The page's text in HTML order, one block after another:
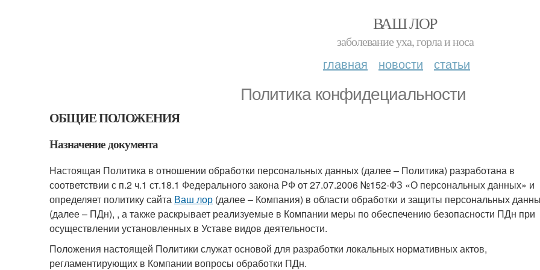
ВАШ ЛОР
заболевание уха, горла и носа
главная новости статьи
Политика конфидециальности
ОБЩИЕ ПОЛОЖЕНИЯ
Назначение документа
Настоящая Политика в отношении обработки персональных данных (далее – Политика) разработана в
соответствии с п.2 ч.1 ст.18.1 Федерального закона РФ от 27.07.2006 №152-ФЗ «О персональных данных» и
определяет политику сайта Ваш лор (далее – Компания) в области обработки и защиты персональных
(далее – ПДн), , а также раскрывает реализуемые в Компании меры по обеспечению безопасности ПДн при
осуществлении установленных в Уставе видов деятельности.
Положения настоящей Политики служат основой для разработки локальных нормативных актов,
регламентирующих в Компании вопросы обработки ПДн.